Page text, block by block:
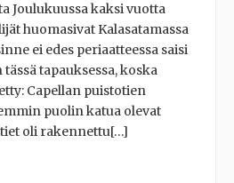
Joulukuussa kaksi vuotta
huomasivat Kalasatamassa
ei edes periaatteessa saisi
tapauksessa, koska
Capellan puistotien
puolin katua olevat
oli rakennettu[…]